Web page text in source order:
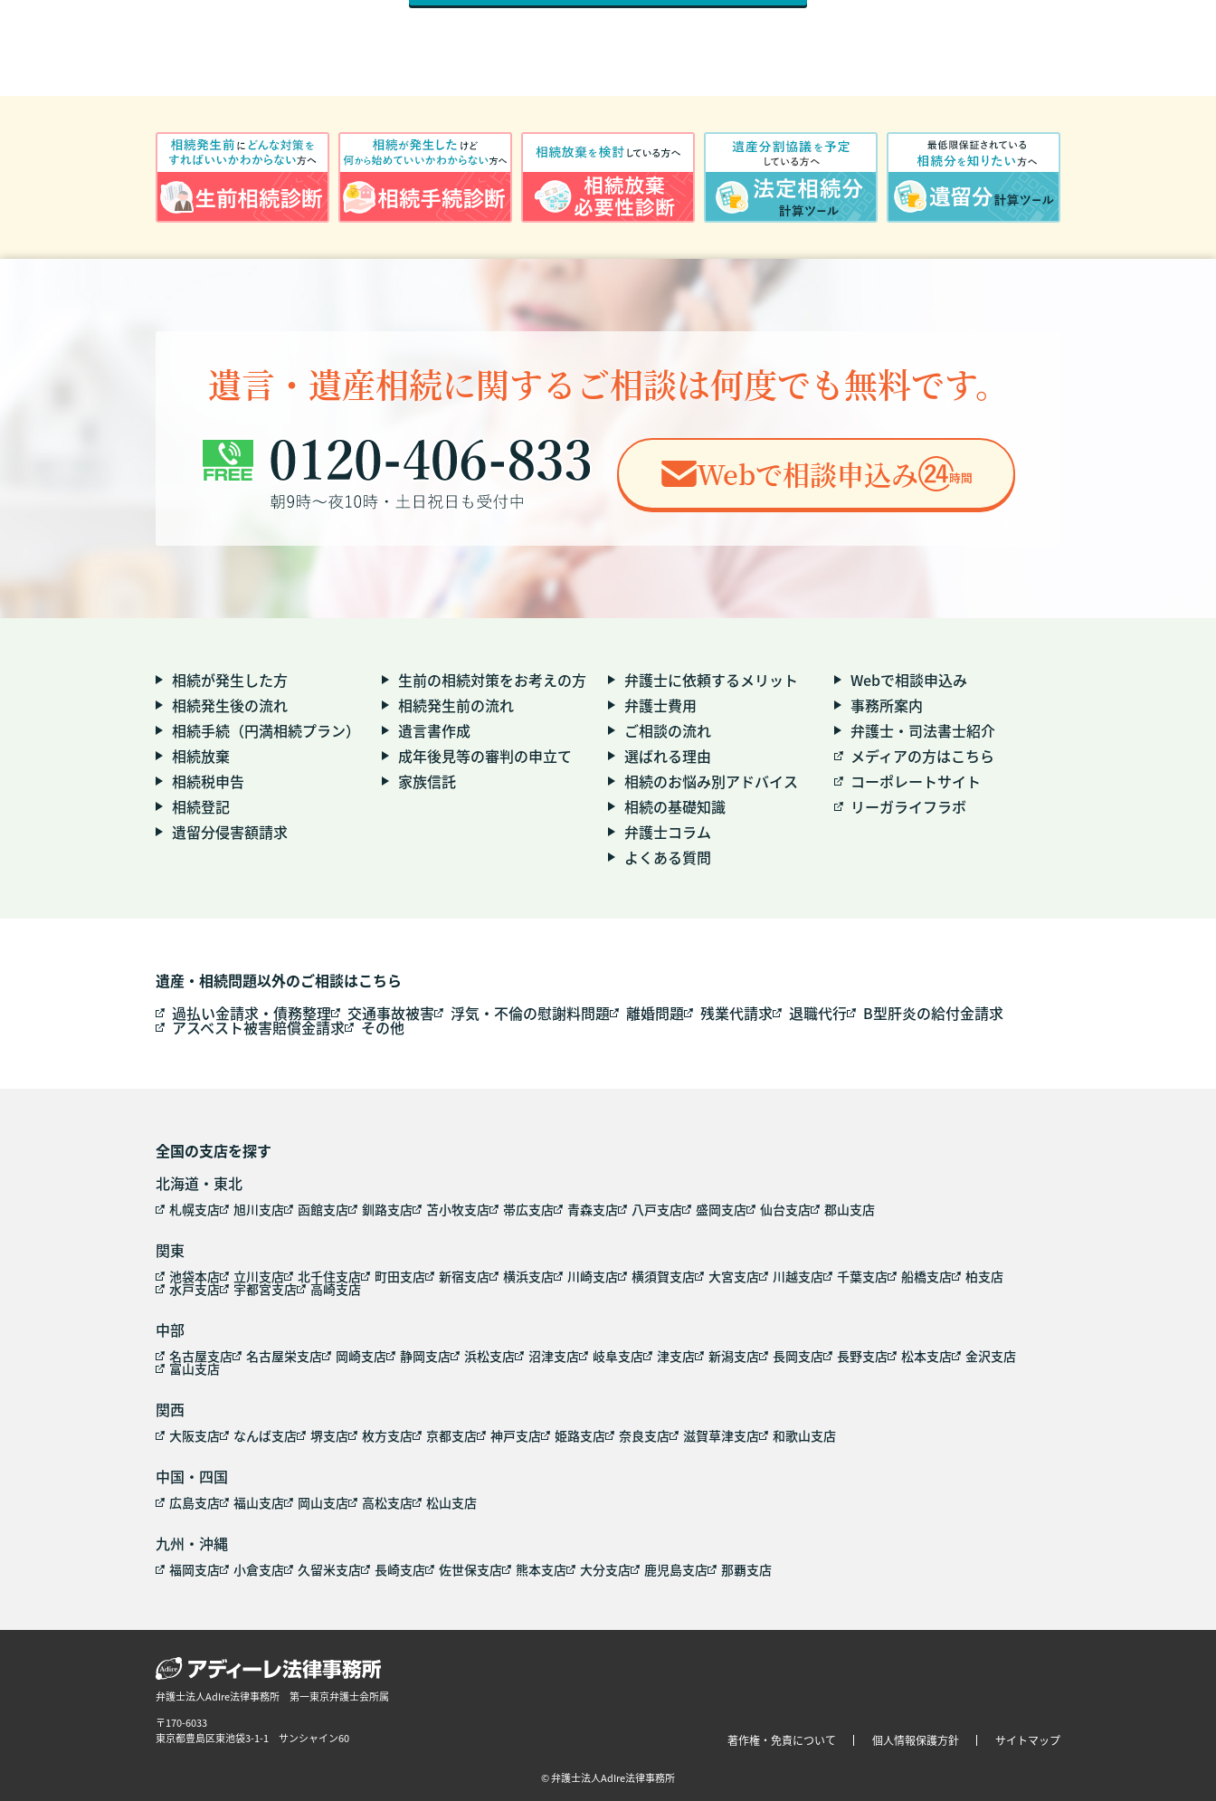
遺言・遺産相続に関する ご相談は何度でも無料です。
Webで相談申込み
相続が発生した方
相続発生後の流れ
相続手続（円満相続プラン）
相続放棄
相続税申告
相続登記
遺留分侵害額請求
生前の相続対策をお考えの方
相続発生前の流れ
遺言書作成
成年後見等の審判の申立て
家族信託
弁護士に依頼するメリット
弁護士費用
ご相談の流れ
選ばれる理由
相続のお悩み別アドバイス
相続の基礎知識
弁護士コラム
よくある質問
Webで相談申込み
事務所案内
弁護士・司法書士紹介
メディアの方はこちら
コーポレートサイト
リーガライフラボ
遺産・相続問題以外のご相談はこちら
過払い金請求・債務整理
交通事故被害 浮気・不倫の慰謝料問題 離婚問題 残業代請求 退職代行 B型肝炎の給付金請求
アスベスト被害賠償金請求 その他
全国の支店を探す
北海道・東北
札幌支店 旭川支店 函館支店 釧路支店 苫小牧支店 帯広支店 青森支店 八戸支店 盛岡支店 仙台支店 郡山支店
関東
池袋本店 立川支店 北千住支店 町田支店 新宿支店 横浜支店 川崎支店 横須賀支店 大宮支店 川越支店 千葉支店 船橋支店 柏支店
水戸支店 宇都宮支店 高崎支店
中部
名古屋支店 名古屋栄支店 岡崎支店 静岡支店 浜松支店 沼津支店 岐阜支店 津支店 新潟支店 長岡支店 長野支店 松本支店 金沢支店
富山支店
関西
大阪支店 なんば支店 堺支店 枚方支店 京都支店 神戸支店 姫路支店 奈良支店 滋賀草津支店 和歌山支店
中国・四国
広島支店 福山支店 岡山支店 高松支店 松山支店
九州・沖縄
福岡支店 小倉支店 久留米支店 長崎支店 佐世保支店 熊本支店 大分支店 鹿児島支店 那覇支店
弁護士法人AdIre法律事務所 第一東京弁護士会所属
〒170-6033
東京都豊島区東池袋3-1-1 サンシャイン60
著作権・免責について 個人情報保護方針 サイトマップ
© 弁護士法人AdIre法律事務所